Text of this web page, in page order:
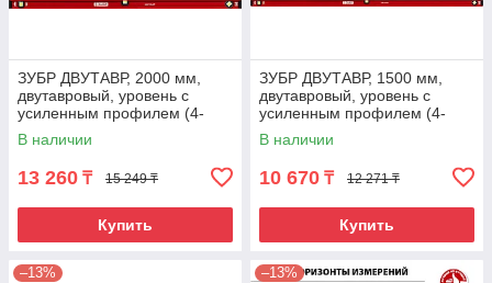
ЗУБР ДВУТАВР, 2000 мм,
двутавровый, уровень с
усиленным профилем (4-
34583-200)
В наличии
13 260 ₸ 15 249 ₸
Купить
ЗУБР ДВУТАВР, 1500 мм,
двутавровый, уровень с
усиленным профилем (4-
34583-150)
В наличии
10 670 ₸ 12 271 ₸
Купить
–13% –13%